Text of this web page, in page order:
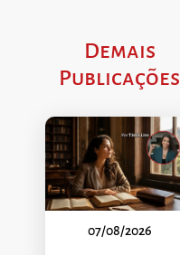
Demais
Publicações
07/08/2026